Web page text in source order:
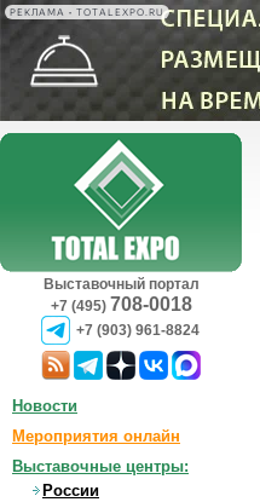
РЕКЛАМА • TOTALEXPO.RU
Выставочный портал
+7 (495) 708-0018
+7 (903) 961-8824
Новости
Мероприятия онлайн
Выставочные центры:
России